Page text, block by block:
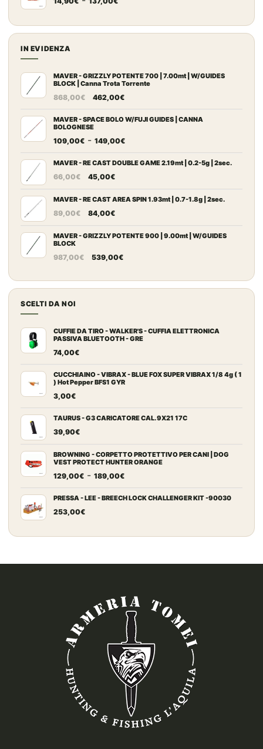
a
500,00€
prezzo:
da
137,00€
IN EVIDENZA
MAVER - GRIZZLY POTENTE 700 | 7.00mt | W/GUIDES
BLOCK | Canna Trota Torrente
868,00€
Il
originale
era:
868,00€.
462,00€Il
attuale
462,00€.
MAVER - SPACE BOLO W/FUJI GUIDES | CANNA
BOLOGNESE
109,00€ - 149,00€Fascia
prezzo:
a
MAVER - RE CAST DOUBLE GAME 2.19mt | 0.2-5g | 2sec.
66,00€
Il
originale
era:
45,00€Il
attuale
è:
MAVER - RE CAST AREA SPIN 1.93mt | 0.7-1.8g | 2sec.
89,00€
Il
originale
89,00€.
84,00€Il
attuale
84,00€.
MAVER - GRIZZLY POTENTE 900 | 9.00mt | W/GUIDES
BLOCK
987,00€
Il
originale
era:
539,00€Il
attuale
è:
SCELTI DA NOI
CUFFIE DA TIRO - WALKER'S - CUFFIA ELETTRONICA
PASSIVA BLUETOOTH - GRE
74,00€
CUCCHIAINO - VIBRAX - BLUE FOX SUPER VIBRAX 1/8 4g ( 1
) Hot Pepper BFS1 GYR
3,00€
TAURUS - G3 CARICATORE CAL. 9X21 17C
39,90€
BROWNING - CORPETTO PROTETTIVO PER CANI | DOG
VEST PROTECT HUNTER ORANGE
129,00€ - 189,00€Fascia
prezzo:
a
PRESSA - LEE - BREECH LOCK CHALLENGER KIT -90030
253,00€